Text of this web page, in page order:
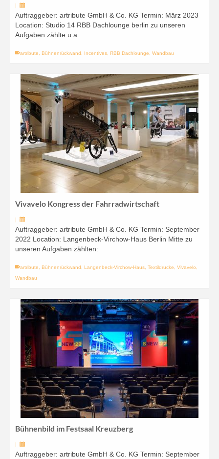
|
Auftraggeber: artribute GmbH & Co. KG Termin: März 2023
Location: Studio 14 RBB Dachlounge berlin zu unseren
Aufgaben zählte u.a.
artribute Bühnenrückwand Incentives RBB Dachlounge Wandbau
Vivavelo Kongress der Fahrradwirtschaft
|
Auftraggeber: artribute GmbH & Co. KG Termin: September
2022 Location: Langenbeck-Virchow-Haus Berlin Mitte zu
unseren Aufgaben zählten:
artribute Bühnenrückwand Langenbeck-Virchow-Haus Textildrucke Vivavelo
Wandbau
Bühnenbild im Festsaal Kreuzberg
|
Auftraggeber: artribute GmbH & Co. KG Termin: September